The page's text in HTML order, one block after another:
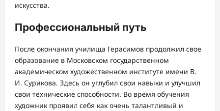
искусства.
Профессиональный путь
После окончания училища Герасимов продолжил свое
образование в Московском государственном
академическом художественном институте имени В.
И. Сурикова. Здесь он углубил свои навыки и улучшил
свои технические способности. Во время обучения
художник проявил себя как очень талантливый и